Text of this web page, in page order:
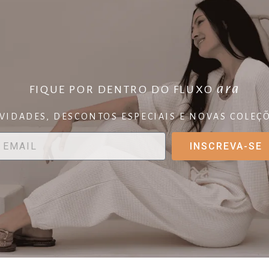
FIQUE POR DENTRO DO FLUXOara
DESCONTOS ESPECIAIS E NOVAS
INSCREVA-SE